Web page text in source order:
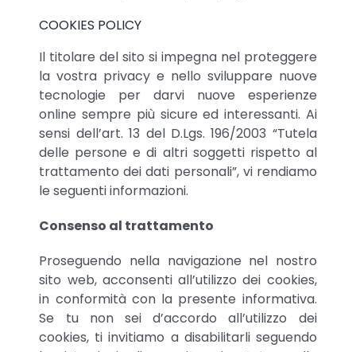
COOKIES POLICY
Il titolare del sito si impegna nel proteggere
la vostra privacy e nello sviluppare nuove
tecnologie per darvi nuove esperienze
online sempre più sicure ed interessanti. Ai
sensi dell’art. 13 del D.Lgs. 196/2003 “Tutela
delle persone e di altri soggetti rispetto al
trattamento dei dati personali”, vi rendiamo
le seguenti informazioni.
Consenso al trattamento
Proseguendo nella navigazione nel nostro
sito web, acconsenti all’utilizzo dei cookies,
in conformità con la presente informativa.
Se tu non sei d’accordo all’utilizzo dei
cookies, ti invitiamo a disabilitarli seguendo